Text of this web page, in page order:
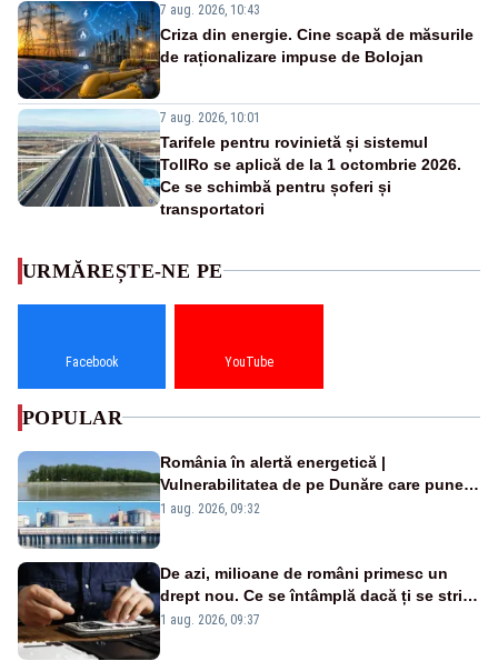
7 aug. 2026, 10:43
Criza din energie. Cine scapă de măsurile
de raționalizare impuse de Bolojan
7 aug. 2026, 10:01
Tarifele pentru rovinietă și sistemul
TollRo se aplică de la 1 octombrie 2026.
Ce se schimbă pentru șoferi și
transportatori
URMĂREȘTE-NE PE
Facebook YouTube
POPULAR
România în alertă energetică |
Vulnerabilitatea de pe Dunăre care pune
în pericol Centrala Cernavodă era
1 aug. 2026, 09:32
De azi, milioane de români primesc un
drept nou. Ce se întâmplă dacă ți se strică
un produs
1 aug. 2026, 09:37